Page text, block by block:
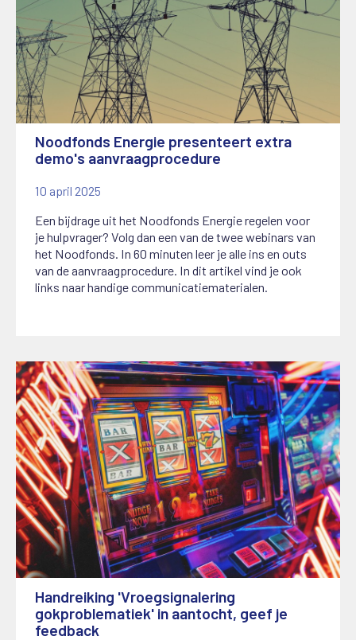
Noodfonds Energie presenteert extra
demo's aanvraagprocedure
10 april 2025
Een bijdrage uit het Noodfonds Energie regelen voor
je hulpvrager? Volg dan een van de twee webinars van
het Noodfonds. In 60 minuten leer je alle ins en outs
van de aanvraagprocedure. In dit artikel vind je ook
links naar handige communicatiematerialen.
Handreiking 'Vroegsignalering
gokproblematiek' in aantocht, geef je
feedback